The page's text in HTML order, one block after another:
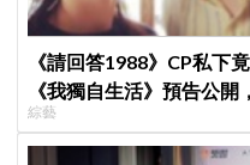
《請回答1988》CP私下
《我獨自生活》預告公
綜藝